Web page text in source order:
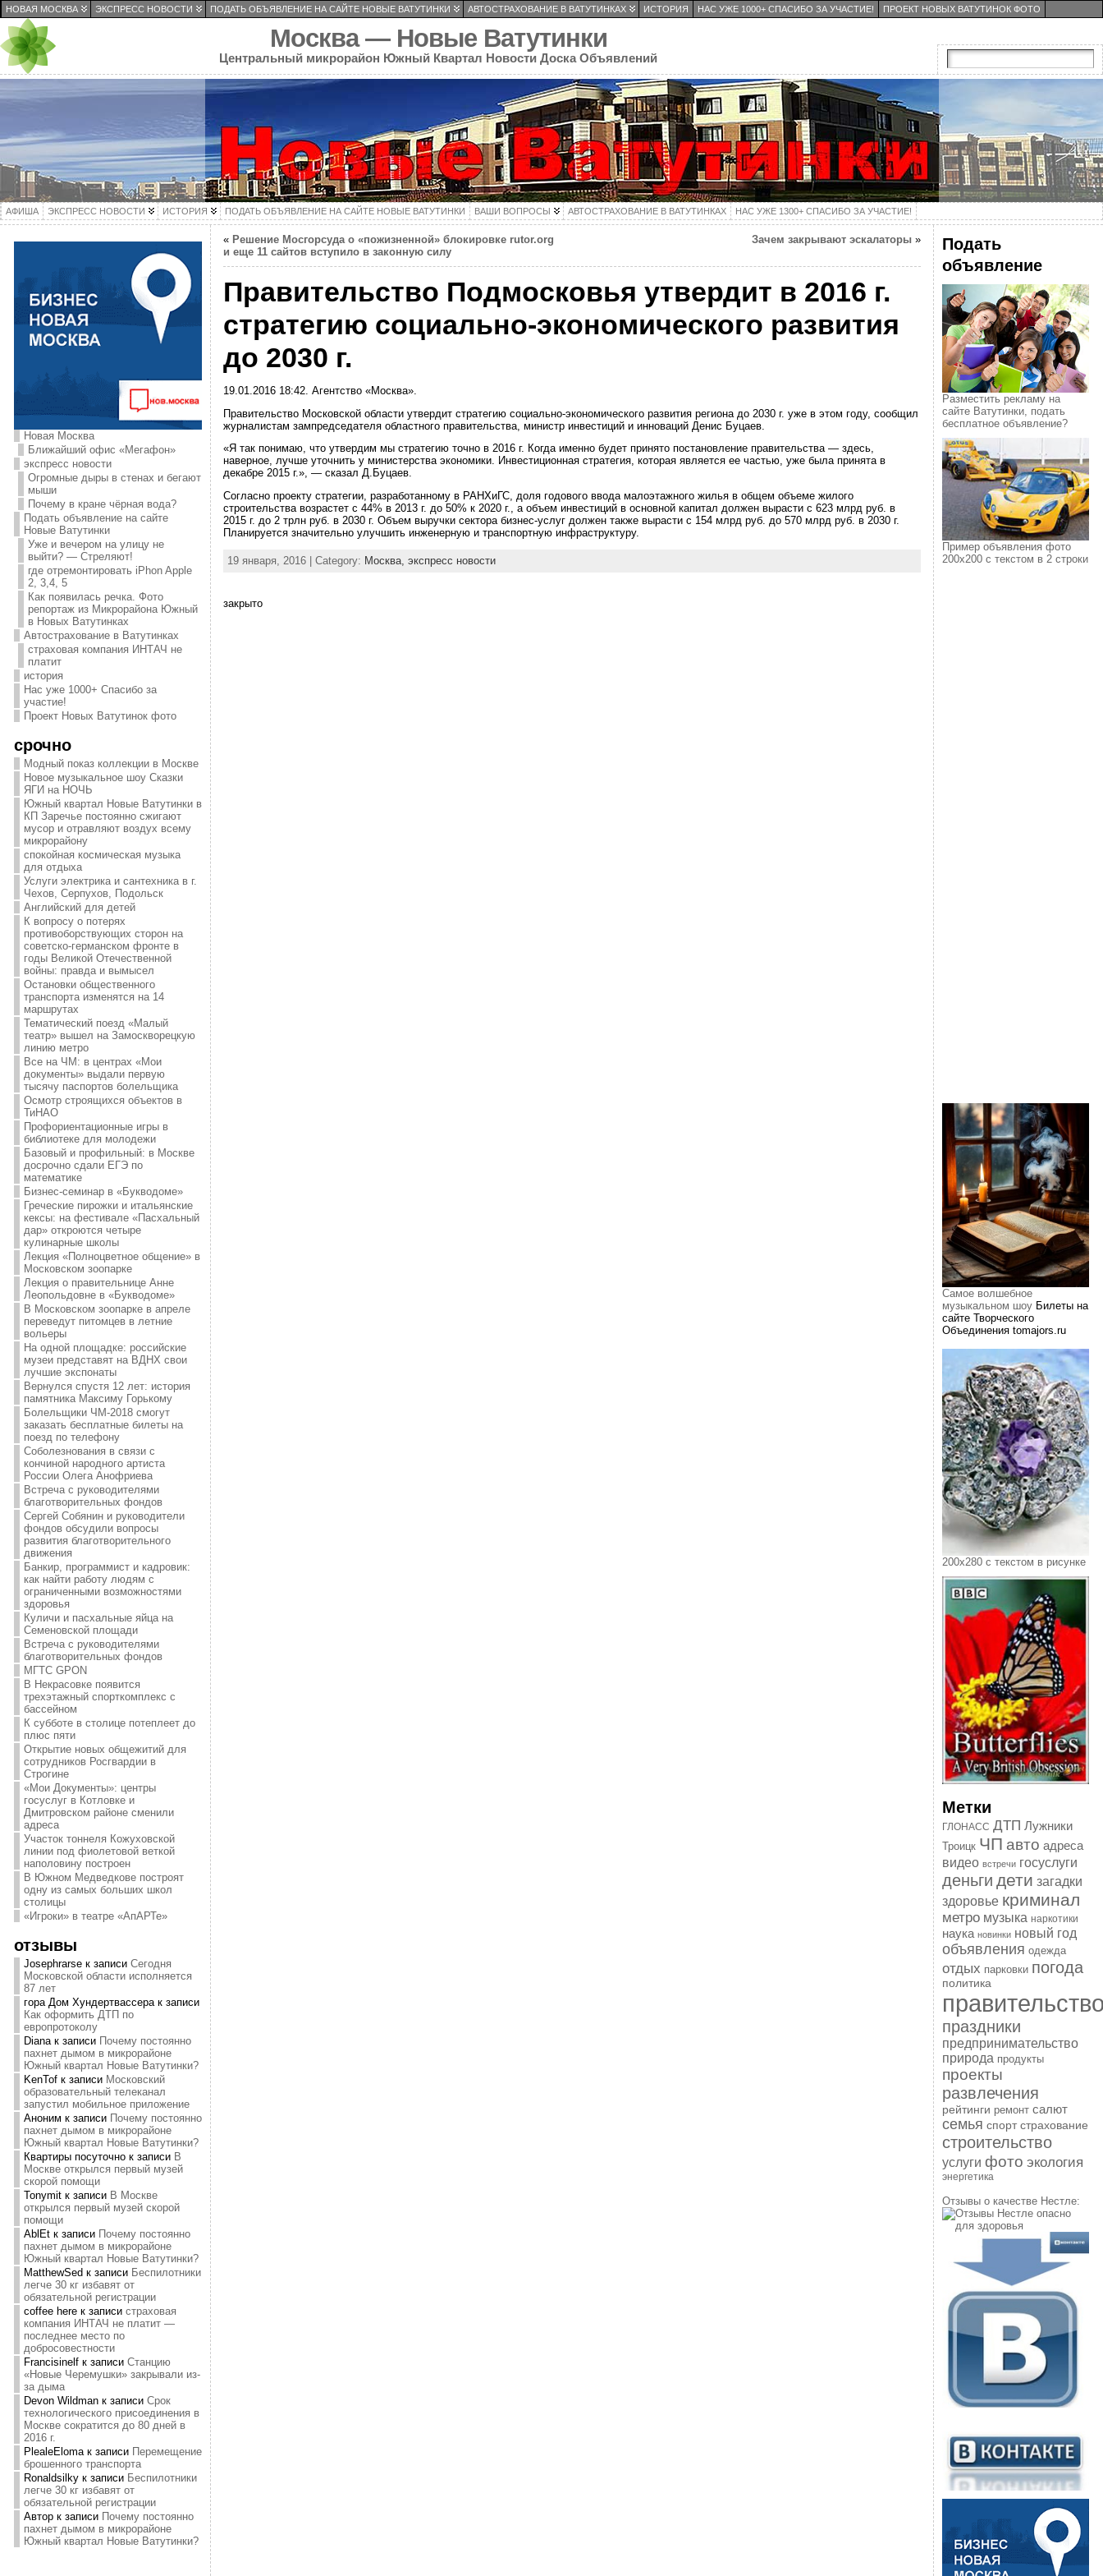
НОВАЯ МОСКВА ЭКСПРЕСС НОВОСТИ ПОДАТЬ ОБЪЯВЛЕНИЕ НА САЙТЕ НОВЫЕ ВАТУТИНКИ АВТОСТРАХОВАНИЕ В ВАТУТИНКАХ ИСТОРИЯ НАС УЖЕ 1000+ СПАСИБО ЗА УЧАСТИЕ! ПРОЕКТ НОВЫХ ВАТУТИНОК ФОТО
Москва — Новые Ватутинки
Центральный микрорайон Южный Квартал Новости Доска Объявлений
АФИША ЭКСПРЕСС НОВОСТИ ИСТОРИЯ ПОДАТЬ ОБЪЯВЛЕНИЕ НА САЙТЕ НОВЫЕ ВАТУТИНКИ ВАШИ ВОПРОСЫ АВТОСТРАХОВАНИЕ В ВАТУТИНКАХ НАС УЖЕ 1300+ СПАСИБО ЗА УЧАСТИЕ!
Новая Москва
Ближайший офис «Мегафон»
экспресс новости
Огромные дыры в стенах и бегают
мыши
Почему в кране чёрная вода?
Подать объявление на сайте
Новые Ватутинки
Уже и вечером на улицу не
выйти? — Стреляют!
где отремонтировать iPhon Apple
2, 3,4, 5
Как появилась речка. Фото
репортаж из Микрорайона Южный
в Новых Ватутинках
Автострахование в Ватутинках
страховая компания ИНТАЧ не
платит
история
Нас уже 1000+ Спасибо за
участие!
Проект Новых Ватутинок фото
срочно
Модный показ коллекции в Москве
Новое музыкальное шоу Сказки
ЯГИ на НОЧЬ
Южный квартал Новые Ватутинки в
КП Заречье постоянно сжигают
мусор и отравляют воздух всему
микрорайону
спокойная космическая музыка
для отдыха
Услуги электрика и сантехника в г.
Чехов, Серпухов, Подольск
Английский для детей
К вопросу о потерях
противоборствующих сторон на
советско-германском фронте в
годы Великой Отечественной
войны: правда и вымысел
Остановки общественного
транспорта изменятся на 14
маршрутах
Тематический поезд «Малый
театр» вышел на Замоскворецкую
линию метро
Все на ЧМ: в центрах «Мои
документы» выдали первую
тысячу паспортов болельщика
Осмотр строящихся объектов в
ТиНАО
Профориентационные игры в
библиотеке для молодежи
Базовый и профильный: в Москве
досрочно сдали ЕГЭ по
математике
Бизнес-семинар в «Букводоме»
Греческие пирожки и итальянские
кексы: на фестивале «Пасхальный
дар» откроются четыре
кулинарные школы
Лекция «Полноцветное общение» в
Московском зоопарке
Лекция о правительнице Анне
Леопольдовне в «Букводоме»
В Московском зоопарке в апреле
переведут питомцев в летние
вольеры
На одной площадке: российские
музеи представят на ВДНХ свои
лучшие экспонаты
Вернулся спустя 12 лет: история
памятника Максиму Горькому
Болельщики ЧМ-2018 смогут
заказать бесплатные билеты на
поезд по телефону
Соболезнования в связи с
кончиной народного артиста
России Олега Анофриева
Встреча с руководителями
благотворительных фондов
Сергей Собянин и руководители
фондов обсудили вопросы
развития благотворительного
движения
Банкир, программист и кадровик:
как найти работу людям с
ограниченными возможностями
здоровья
Куличи и пасхальные яйца на
Семеновской площади
Встреча с руководителями
благотворительных фондов
МГТС GPON
В Некрасовке появится
трехэтажный спорткомплекс с
бассейном
К субботе в столице потеплеет до
плюс пяти
Открытие новых общежитий для
сотрудников Росгвардии в
Строгине
«Мои Документы»: центры
госуслуг в Котловке и
Дмитровском районе сменили
адреса
Участок тоннеля Кожуховской
линии под фиолетовой веткой
наполовину построен
В Южном Медведкове построят
одну из самых больших школ
столицы
«Игроки» в театре «АпАРТе»
отзывы
Josephrarseк записи Сегодня
Московской области исполняется
87 лет
гора Дом Хундертвассерак записи
Как оформить ДТП по
европротоколу
Dianaк записи Почему постоянно
пахнет дымом в микрорайоне
Южный квартал Новые Ватутинки?
KenTofк записи Московский
образовательный телеканал
запустил мобильное приложение
Аноним к записи Почему постоянно
пахнет дымом в микрорайоне
Южный квартал Новые Ватутинки?
Квартиры посуточнок записи В
Москве открылся первый музей
скорой помощи
Tonymitк записи В Москве
открылся первый музей скорой
помощи
AblEtк записи Почему постоянно
пахнет дымом в микрорайоне
Южный квартал Новые Ватутинки?
MatthewSed к записи Беспилотники
легче 30 кг избавят от
обязательной регистрации
coffee hereк записи страховая
компания ИНТАЧ не платит —
последнее место по
добросовестности
Francisinelfк записи Станцию
«Новые Черемушки» закрывали из-
за дыма
Devon Wildmanк записи Срок
технологического присоединения в
Москве сократится до 80 дней в
2016 г.
PlealeElomaк записи Перемещение
брошенного транспорта
Ronaldsilkyк записи Беспилотники
легче 30 кг избавят от
обязательной регистрации
Авторк записи Почему постоянно
пахнет дымом в микрорайоне
Южный квартал Новые Ватутинки?
« Решение Мосгорсуда о «пожизненной» блокировке rutor.org
и еще 11 сайтов вступило в законную силу
Зачем закрывают эскалаторы»
Правительство Подмосковья утвердит в 2016 г.
стратегию социально-экономического развития
до 2030 г.
19.01.2016 18:42. Агентство «Москва».
Правительство Московской области утвердит стратегию социально-экономического развития региона до 2030 г. уже в этом году, сообщил
журналистам зампредседателя областного правительства, министр инвестиций и инноваций Денис Буцаев.
«Я так понимаю, что утвердим мы стратегию точно в 2016 г. Когда именно будет принято постановление правительства — здесь,
наверное, лучше уточнить у министерства экономики. Инвестиционная стратегия, которая является ее частью, уже была принята в
декабре 2015 г.», — сказал Д.Буцаев.
Согласно проекту стратегии, разработанному в РАНХиГС, доля годового ввода малоэтажного жилья в общем объеме жилого
строительства возрастет с 44% в 2013 г. до 50% к 2020 г., а объем инвестиций в основной капитал должен вырасти с 623 млрд руб. в
2015 г. до 2 трлн руб. в 2030 г. Объем выручки сектора бизнес-услуг должен также вырасти с 154 млрд руб. до 570 млрд руб. в 2030 г.
Планируется значительно улучшить инженерную и транспортную инфраструктуру.
19 января, 2016 | Category: Москва, экспресс новости
закрыто
Подать
объявление
Разместить рекламу на
сайте Ватутинки, подать
бесплатное объявление?
Пример объявления фото
200х200 с текстом в 2 строки
Самое волшебное
музыкальном шоуБилеты на
сайте Творческого
Объединения tomajors.ru
200х280 с текстом в рисунке
Метки
ГЛОНАСС ДТП Лужники
Троицк ЧП авто адреса
видео встречи госуслуги
деньги дети загадки
здоровье криминал
метро музыка наркотики
наука новинки новый год
объявления одежда
отдых парковки погода
политика
праздники
предпринимательство
природа продукты
проекты
развлечения
рейтинги ремонт салют
семья спорт страхование
строительство
услуги фото экология
энергетика
Отзывы о качестве Нестле: